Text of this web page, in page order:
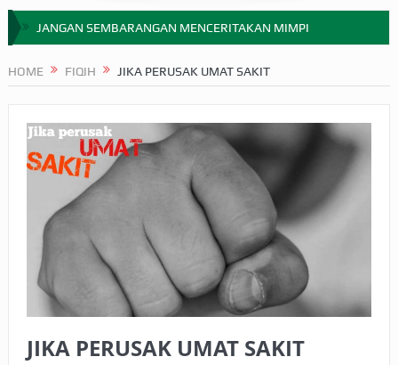
JANGAN SEMBARANGAN MENCERITAKAN MIMPI
APA HUKUM MEMPERCEPAT PEMBAYARAN ZAKAT
SEBELUM TIBA SAAT WAJIB?
HAKIKAT NIKMAT DI DUNIA!
BAGAIMANA CARA MEMBAYAR ZAKAT UANG?
UANG HARAM BISA MENJADI HALAL JIKA SEBAB
KEPEMILIKANNYA BERUBAH
HOME FIQIH JIKA PERUSAK UMAT SAKIT
JIKA PERUSAK UMAT SAKIT